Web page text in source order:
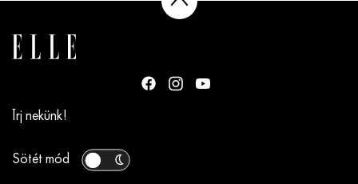
Írj nekünk!
Sötét mód